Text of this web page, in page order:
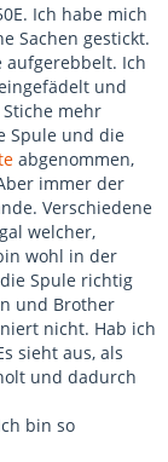
Ich habe mich
Sachen gestickt.
Ich
und
mehr
Spule und die
abgenommen,
immer der
Verschiedene
welcher,
wohl in der
Spule richtig
und Brother
nicht. Hab ich
sieht aus, als
und dadurch
bin so